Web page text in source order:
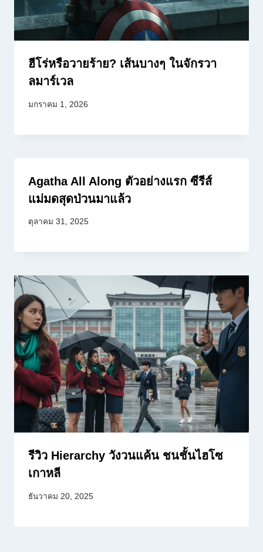
ฮีโร่หรือวายร้าย? เส้นบางๆ ในจักรวา
ลมาร์เวล
มกราคม 1, 2026
Agatha All Along ตัวอย่างแรก ซีรีส์
แม่มดสุดป่วนมาแล้ว
ตุลาคม 31, 2025
รีวิว Hierarchy วังวนแค้น ชนชั้นไฮโซ
เกาหลี
ธันวาคม 20, 2025